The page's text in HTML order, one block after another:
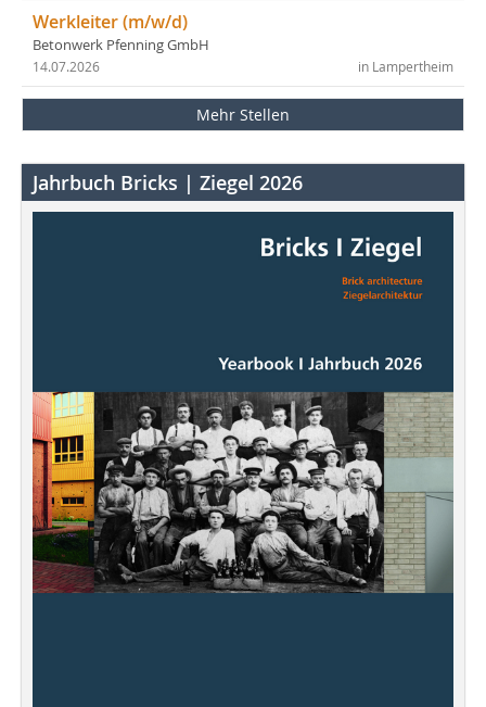
Werkleiter (m/w/d)
Betonwerk Pfenning GmbH
in Lampertheim
14.07.2026
Mehr Stellen
Jahrbuch Bricks | Ziegel 2026